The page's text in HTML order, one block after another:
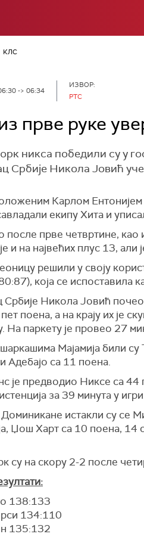
КЛС
-> 06:34
ИЗВОР:
РТС
прве руке
никса победили су у
Србије Никола Јовић
Карлом Ентонијем
екипу Хита и
после прве четвртине,
и на највећих плус 13,
решили у своју
која се испоставила
Србије Никола Јовић
поена, а на крају их је
На паркету је провео 27
Мајамија били су
Адебајо са 11 поена.
је предводио Никсе са
за 39 минута у
истакли су се
Џош Харт са 10 поена, 14
су на скору 2-2 после
138:133
134:110
135:132